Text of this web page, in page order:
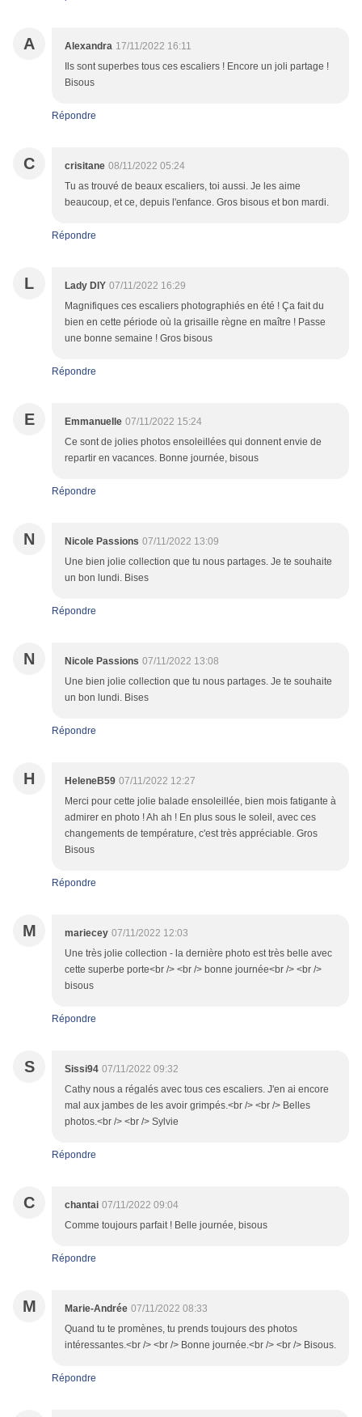
A Alexandra 17/11/2022 16:11
Ils sont superbes tous ces escaliers ! Encore un joli partage !
Bisous
Répondre
C crisitane 08/11/2022 05:24
Tu as trouvé de beaux escaliers, toi aussi. Je les aime
beaucoup, et ce, depuis l'enfance. Gros bisous et bon mardi.
Répondre
L Lady DIY 07/11/2022 16:29
Magnifiques ces escaliers photographiés en été ! Ça fait du
bien en cette période où la grisaille règne en maître ! Passe
une bonne semaine ! Gros bisous
Répondre
E Emmanuelle 07/11/2022 15:24
Ce sont de jolies photos ensoleillées qui donnent envie de
repartir en vacances. Bonne journée, bisous
Répondre
N Nicole Passions 07/11/2022 13:09
Une bien jolie collection que tu nous partages. Je te souhaite
un bon lundi. Bises
Répondre
N Nicole Passions 07/11/2022 13:08
Une bien jolie collection que tu nous partages. Je te souhaite
un bon lundi. Bises
Répondre
H HeleneB59 07/11/2022 12:27
Merci pour cette jolie balade ensoleillée, bien mois fatigante à
admirer en photo ! Ah ah ! En plus sous le soleil, avec ces
changements de température, c'est très appréciable. Gros
Bisous
Répondre
M mariecey 07/11/2022 12:03
Une très jolie collection - la dernière photo est très belle avec
cette superbe porte<br /> <br /> bonne journée<br /> <br />
bisous
Répondre
S Sissi94 07/11/2022 09:32
Cathy nous a régalés avec tous ces escaliers. J'en ai encore
mal aux jambes de les avoir grimpés.<br /> <br /> Belles
photos.<br /> <br /> Sylvie
Répondre
C chantai 07/11/2022 09:04
Comme toujours parfait ! Belle journée, bisous
Répondre
M Marie-Andrée 07/11/2022 08:33
Quand tu te promènes, tu prends toujours des photos
intéressantes.<br /> <br /> Bonne journée.<br /> <br /> Bisous.
Répondre